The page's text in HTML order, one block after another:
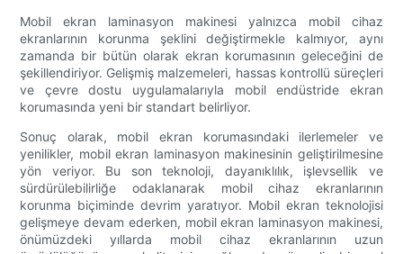
Mobil ekran laminasyon makinesi yalnızca mobil cihaz
ekranlarının korunma şeklini değiştirmekle kalmıyor, aynı
zamanda bir bütün olarak ekran korumasının geleceğini de
şekillendiriyor. Gelişmiş malzemeleri, hassas kontrollü süreçleri
ve çevre dostu uygulamalarıyla mobil endüstride ekran
korumasında yeni bir standart belirliyor.
Sonuç olarak, mobil ekran korumasındaki ilerlemeler ve
yenilikler, mobil ekran laminasyon makinesinin geliştirilmesine
yön veriyor. Bu son teknoloji, dayanıklılık, işlevsellik ve
sürdürülebilirliğe odaklanarak mobil cihaz ekranlarının
korunma biçiminde devrim yaratıyor. Mobil ekran teknolojisi
gelişmeye devam ederken, mobil ekran laminasyon makinesi,
önümüzdeki yıllarda mobil cihaz ekranlarının uzun